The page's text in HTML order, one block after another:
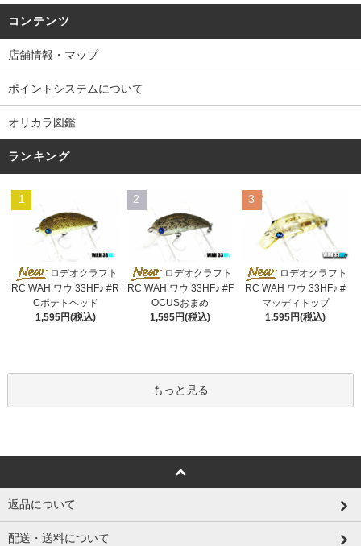
コンテンツ
店舗情報・マップ
ポイントシステムについて
オリカラ図鑑
ランキング
1
ロデオクラフト
RC WAH ワウ 33HF♪ #R
Cポテトヘッド
1,595円(税込)
2
ロデオクラフト
RC WAH ワウ 33HF♪ #F
OCUSおまめ
1,595円(税込)
3
ロデオクラフト
RC WAH ワウ 33HF♪ #
マッディトップ
1,595円(税込)
もっと見る
返品について
配送・送料について